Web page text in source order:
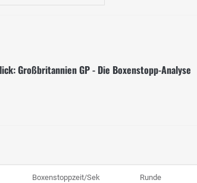
Großbritannien GP - Die Boxenstopp-Analyse
Boxenstoppzeit/Sek Runde